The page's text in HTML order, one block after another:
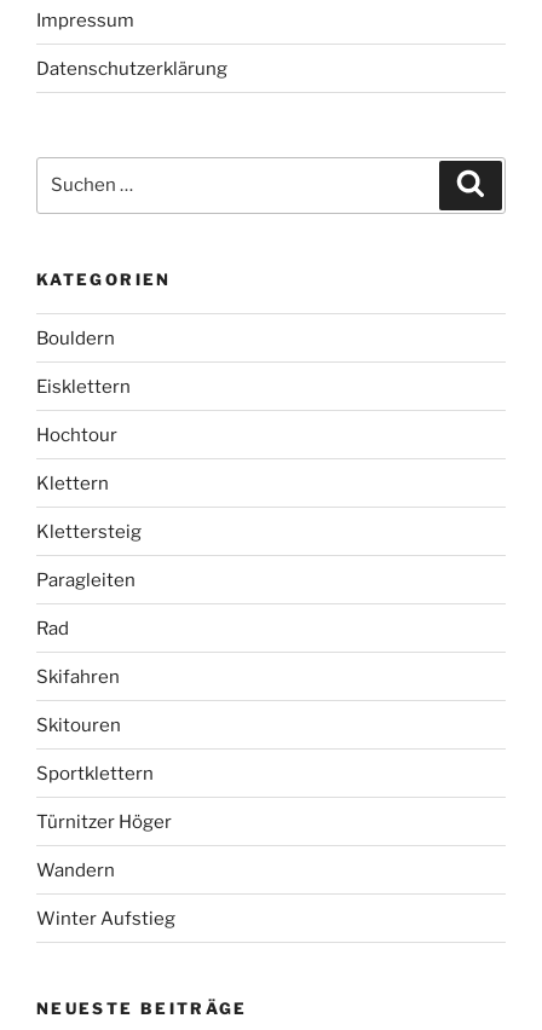
Impressum
Datenschutzerklärung
nach:
KATEGORIEN
Bouldern
Eisklettern
Hochtour
Klettern
Klettersteig
Paragleiten
Rad
Skifahren
Skitouren
Sportklettern
Türnitzer Höger
Wandern
Winter Aufstieg
NEUESTE BEITRÄGE